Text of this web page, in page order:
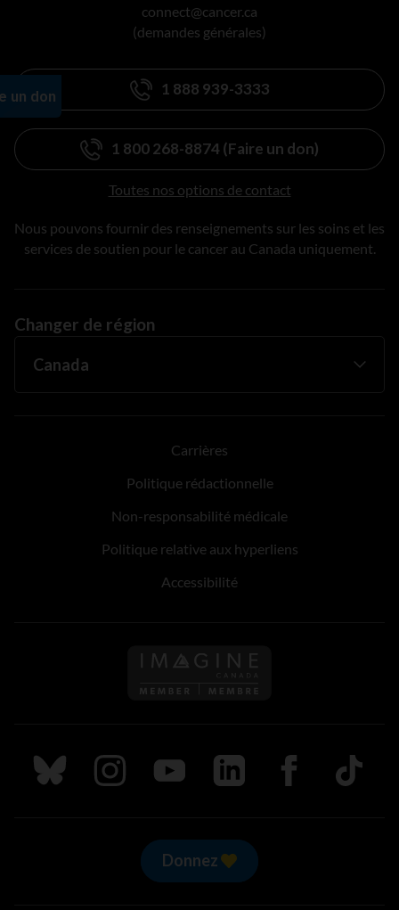
connect@cancer.ca
(demandes générales)
1 888 939-3333
1 800 268-8874 (Faire un don)
Toutes nos options de contact
Nous pouvons fournir des renseignements sur les soins et les
services de soutien pour le cancer au Canada uniquement.
Changer de région
Carrières
Politique rédactionnelle
Non-responsabilité médicale
Politique relative aux hyperliens
Accessibilité
Suivez nous sur Bluesky
Suivez nous sur Instagram
Suivez nous sur Youtube
Suivez nous sur LinkedIn
Suivez nous sur
TikTok
Donnez